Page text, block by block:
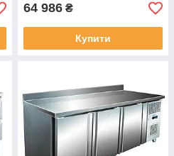
64 986 ₴
Купити